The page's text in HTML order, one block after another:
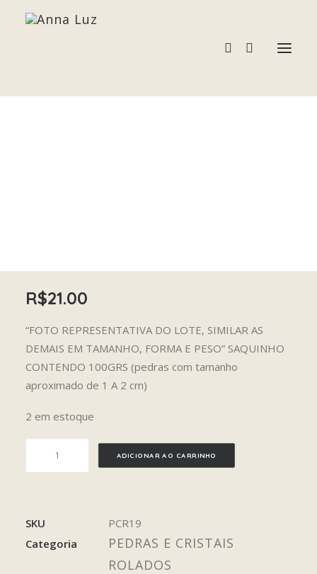
R$21.00
“FOTO REPRESENTATIVA DO LOTE, SIMILAR AS
DEMAIS EM TAMANHO, FORMA E PESO” SAQUINHO
CONTENDO 100GRS (pedras com tamanho
aproximado de 1 A 2 cm)
2 em estoque
ADICIONAR AO CARRINHO
SKU
PCR19
Categoria
PEDRAS E CRISTAIS
ROLADOS